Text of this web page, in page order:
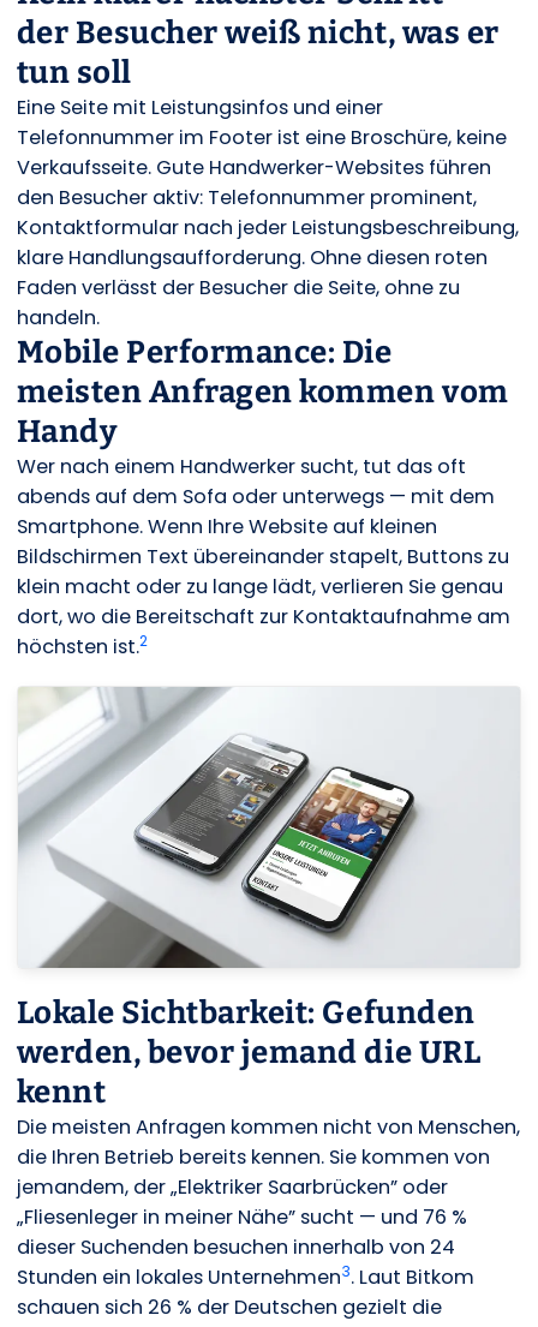
der Besucher weiß nicht, was er
tun soll
Eine Seite mit Leistungsinfos und einer
Telefonnummer im Footer ist eine Broschüre, keine
Verkaufsseite. Gute Handwerker-Websites führen
den Besucher aktiv: Telefonnummer prominent,
Kontaktformular nach jeder Leistungsbeschreibung,
klare Handlungsaufforderung. Ohne diesen roten
Faden verlässt der Besucher die Seite, ohne zu
handeln.
Mobile Performance: Die
meisten Anfragen kommen vom
Handy
Wer nach einem Handwerker sucht, tut das oft
abends auf dem Sofa oder unterwegs — mit dem
Smartphone. Wenn Ihre Website auf kleinen
Bildschirmen Text übereinander stapelt, Buttons zu
klein macht oder zu lange lädt, verlieren Sie genau
dort, wo die Bereitschaft zur Kontaktaufnahme am
höchsten ist.2
Lokale Sichtbarkeit: Gefunden
werden, bevor jemand die URL
kennt
Die meisten Anfragen kommen nicht von Menschen,
die Ihren Betrieb bereits kennen. Sie kommen von
jemandem, der „Elektriker Saarbrücken” oder
„Fliesenleger in meiner Nähe” sucht — und 76 %
dieser Suchenden besuchen innerhalb von 24
Stunden ein lokales Unternehmen3. Laut Bitkom
schauen sich 26 % der Deutschen gezielt die